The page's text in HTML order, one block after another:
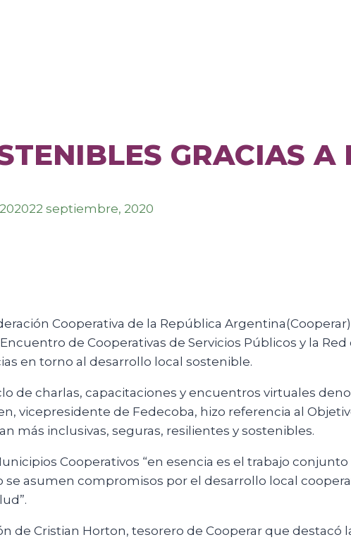
GRACIAS A
22 septiembre, 2020
Cooperativa de la República
de Cooperativas de Servicios Públicos y la
en torno al desarrollo local sostenible.
de charlas, capacitaciones y encuentros virtuales
vicepresidente de Fedecoba, hizo referencia al
más inclusivas, seguras, resilientes y sostenibles.
Cooperativos “en esencia es el trabajo
asumen compromisos por el desarrollo local
de Cristian Horton, tesorero de Cooperar que destacó